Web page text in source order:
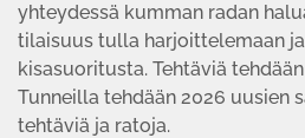
yhteydessä kumman radan
tilaisuus tulla harjoittelemaan
kisasuoritusta. Tehtäviä
Tunneilla tehdään 2026 uusien
tehtäviä ja ratoja.